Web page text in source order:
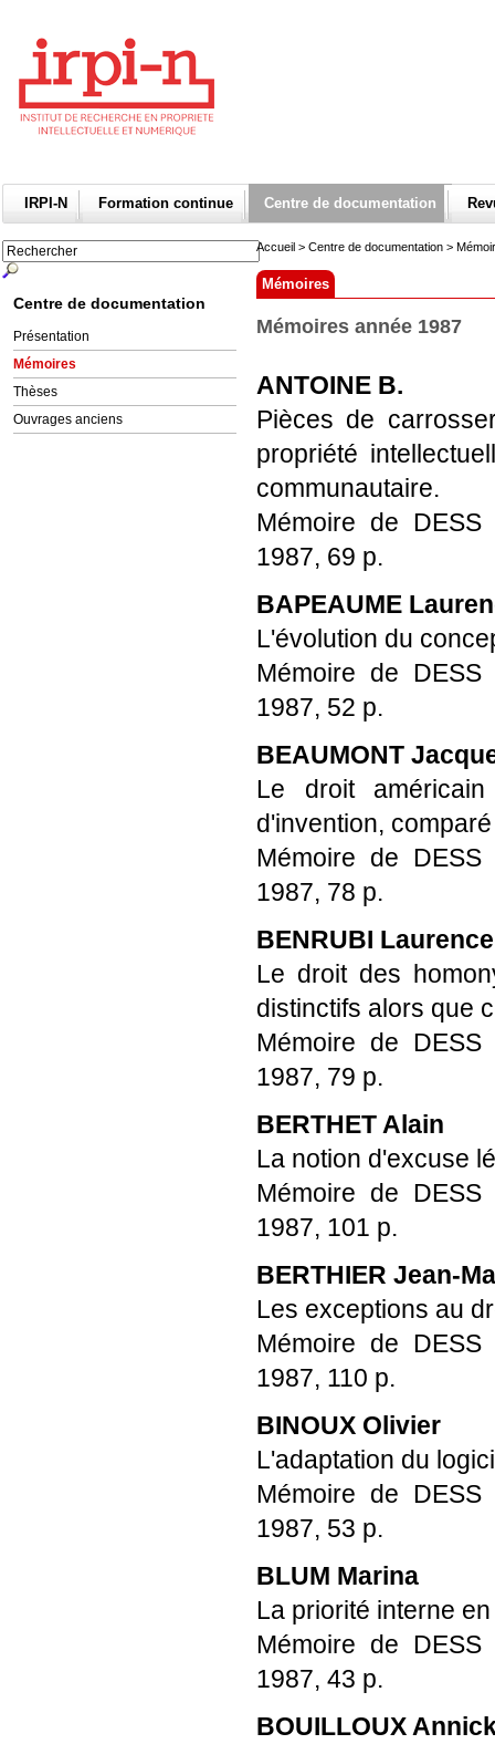
IRPI-N Formation continue Centre de documentation
Centre de documentation
Présentation
Mémoires
Thèses
Ouvrages anciens
Accueil > Centre de documentation >
Mémoires
Mémoires année 1987
ANTOINE B.
Pièces de
propriété
communautaire.
Mémoire de DESS
1987, 69 p.
BAPEAUME
L'évolution du
Mémoire de DESS
1987, 52 p.
BEAUMONT
Le droit
d'invention,
Mémoire de DESS
1987, 78 p.
BENRUBI Laurence
Le droit des
distinctifs alors que
Mémoire de DESS
1987, 79 p.
BERTHET Alain
La notion d'excuse
Mémoire de DESS
1987, 101 p.
BERTHIER Jean-
Les exceptions au
Mémoire de DESS
1987, 110 p.
BINOUX Olivier
L'adaptation du
Mémoire de DESS
1987, 53 p.
BLUM Marina
La priorité interne
Mémoire de DESS
1987, 43 p.
BOUILLOUX